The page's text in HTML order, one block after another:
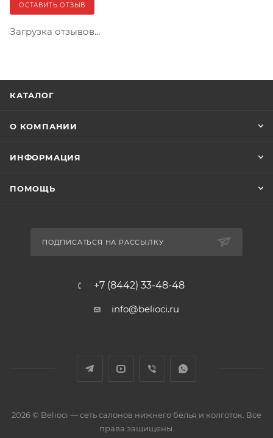
ОСТАВИТЬ ОТЗЫВ
Загрузка отзывов...
КАТАЛОГ
О КОМПАНИИ
ИНФОРМАЦИЯ
ПОМОЩЬ
ПОДПИСАТЬСЯ НА РАССЫЛКУ
+7 (8442) 33-48-48
info@belioci.ru
2026 © Belioci — сеть салонов нижнего белья и колготок. Все
права защищены.